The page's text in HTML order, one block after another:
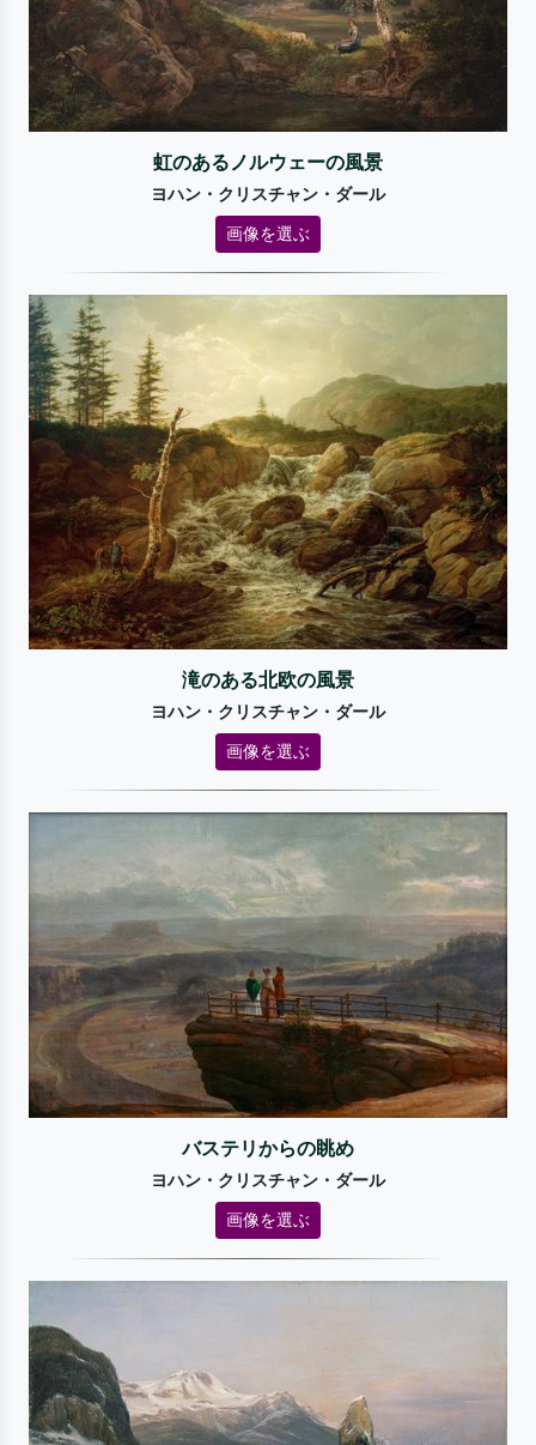
虹のあるノルウェーの風景
ヨハン・クリスチャン・ダール
画像を選ぶ
滝のある北欧の風景
ヨハン・クリスチャン・ダール
画像を選ぶ
バステリからの眺め
ヨハン・クリスチャン・ダール
画像を選ぶ